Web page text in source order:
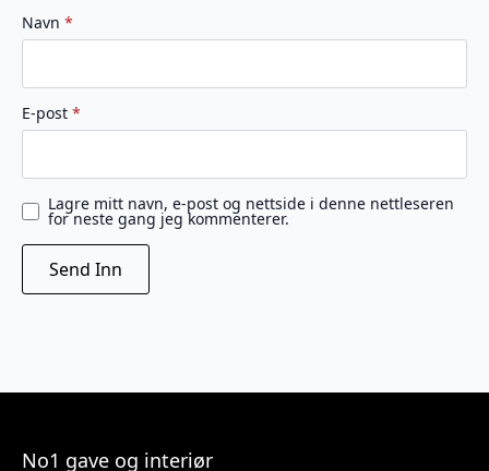
Navn *
E-post *
Lagre mitt navn, e-post og nettside i denne nettleseren
for neste gang jeg kommenterer.
No1 gave og interiør